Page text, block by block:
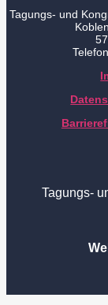
Tagungs- und
Tagungs-